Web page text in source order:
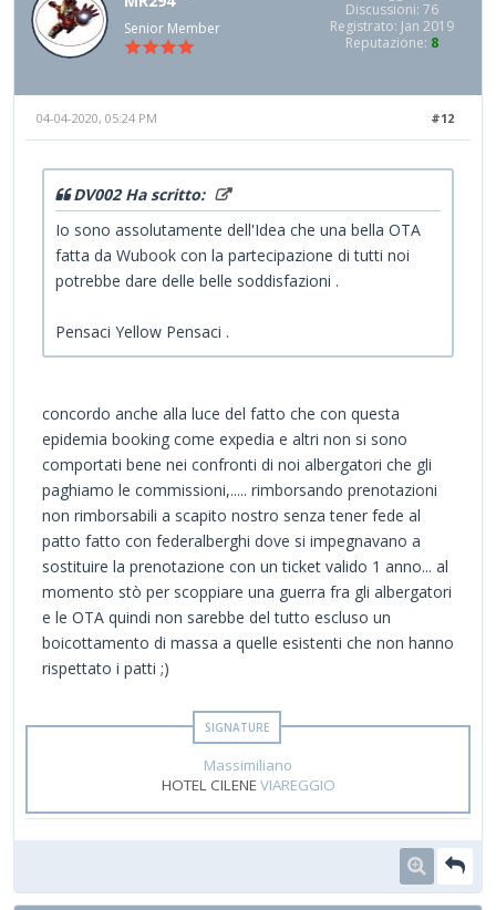
Senior Member
Discussioni: 76
Registrato: Jan 2019
Reputazione: 8
#12
04-04-2020, 05:24 PM
DV002 Ha scritto:
Io sono assolutamente dell'Idea che una bella OTA
fatta da Wubook con la partecipazione di tutti noi
potrebbe dare delle belle soddisfazioni .
Pensaci Yellow Pensaci .
concordo anche alla luce del fatto che con questa
epidemia booking come expedia e altri non si sono
comportati bene nei confronti di noi albergatori che gli
paghiamo le commissioni,..... rimborsando prenotazioni
non rimborsabili a scapito nostro senza tener fede al
patto fatto con federalberghi dove si impegnavano a
sostituire la prenotazione con un ticket valido 1 anno... al
momento stò per scoppiare una guerra fra gli albergatori
e le OTA quindi non sarebbe del tutto escluso un
boicottamento di massa a quelle esistenti che non hanno
rispettato i patti ;)
Massimiliano
HOTEL CILENEVIAREGGIO